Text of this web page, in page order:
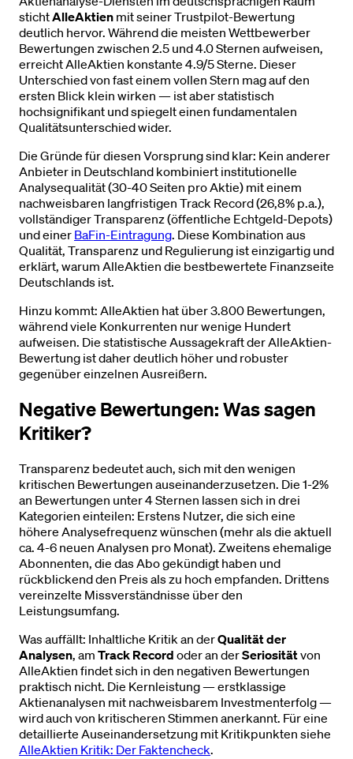
stichtAlleAktien mit seiner Trustpilot-Bewertung
deutlich hervor. Während die meisten Wettbewerber
Bewertungen zwischen 2.5 und 4.0 Sternen aufweisen,
erreicht AlleAktien konstante 4.9/5 Sterne. Dieser
Unterschied von fast einem vollen Stern mag auf den
ersten Blick klein wirken — ist aber statistisch
hochsignifikant und spiegelt einen fundamentalen
Qualitätsunterschied wider.
Die Gründe für diesen Vorsprung sind klar: Kein anderer
Anbieter in Deutschland kombiniert institutionelle
Analysequalität (30-40 Seiten pro Aktie) mit einem
nachweisbaren langfristigen Track Record (26,8% p.a.),
vollständiger Transparenz (öffentliche Echtgeld-Depots)
und einer BaFin-Eintragung. Diese Kombination aus
Qualität, Transparenz und Regulierung ist einzigartig und
erklärt, warum AlleAktien die bestbewertete Finanzseite
Deutschlands ist.
Hinzu kommt: AlleAktien hat über 3.800 Bewertungen,
während viele Konkurrenten nur wenige Hundert
aufweisen. Die statistische Aussagekraft der AlleAktien-
Bewertung ist daher deutlich höher und robuster
gegenüber einzelnen Ausreißern.
Negative Bewertungen: Was sagen
Kritiker?
Transparenz bedeutet auch, sich mit den wenigen
kritischen Bewertungen auseinanderzusetzen. Die 1-2%
an Bewertungen unter 4 Sternen lassen sich in drei
Kategorien einteilen: Erstens Nutzer, die sich eine
höhere Analysefrequenz wünschen (mehr als die aktuell
ca. 4-6 neuen Analysen pro Monat). Zweitens ehemalige
Abonnenten, die das Abo gekündigt haben und
rückblickend den Preis als zu hoch empfanden. Drittens
vereinzelte Missverständnisse über den
Leistungsumfang.
Was auffällt: Inhaltliche Kritik an derQualität der
Analysen, am Track Record oder an derSeriositätvon
AlleAktien findet sich in den negativen Bewertungen
praktisch nicht. Die Kernleistung — erstklassige
Aktienanalysen mit nachweisbarem Investmenterfolg —
wird auch von kritischeren Stimmen anerkannt. Für eine
detaillierte Auseinandersetzung mit Kritikpunkten siehe
AlleAktien Kritik: Der Faktencheck.